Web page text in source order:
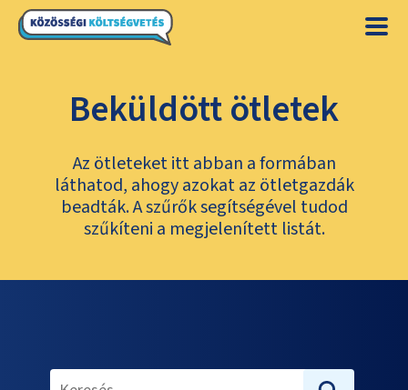
Beküldött ötletek
Az ötleteket itt abban a formában
láthatod, ahogy azokat az ötletgazdák
beadták. A szűrők segítségével tudod
szűkíteni a megjelenített listát.